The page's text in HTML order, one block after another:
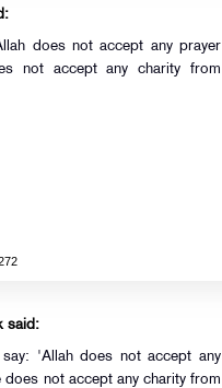
does not accept any prayer
not accept any charity from
said:
'Allah does not accept any
not accept any charity from